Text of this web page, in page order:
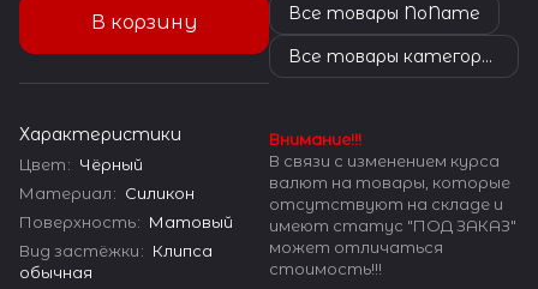
В корзину
Характеристики
Цвет: Чёрный
Материал: Силикон
Поверхность: Матовый
Вид застёжки: Клипса
обычная
Все товары NoName
Все товары категории
Внимание!!!
В связи с изменением курса
валют на товары, которые
отсутствуют на складе и
имеют статус "ПОД ЗАКАЗ"
может отличаться
стоимость!!!